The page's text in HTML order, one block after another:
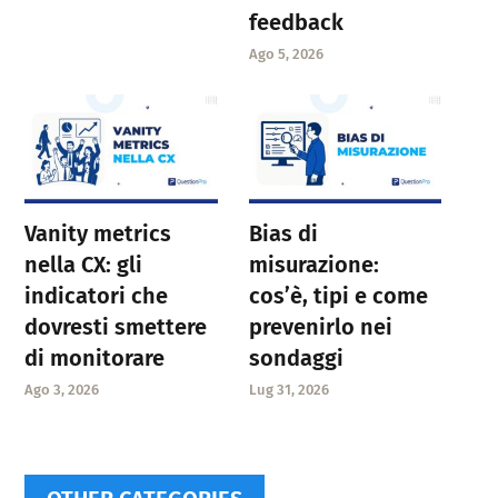
feedback
Ago 5, 2026
Vanity metrics
nella CX: gli
indicatori che
dovresti smettere
di monitorare
Ago 3, 2026
Bias di
misurazione:
cos’è, tipi e come
prevenirlo nei
sondaggi
Lug 31, 2026